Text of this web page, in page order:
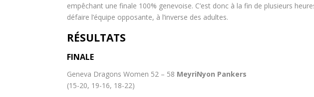
empêchant une finale 100% genevoise. C’est donc à la fin de plusieurs
défaire l’équipe opposante, à l’inverse des adultes.
RÉSULTATS
FINALE
Geneva Dragons Women 52 – 58 MeyriNyon Pankers
(15-20, 19-16, 18-22)